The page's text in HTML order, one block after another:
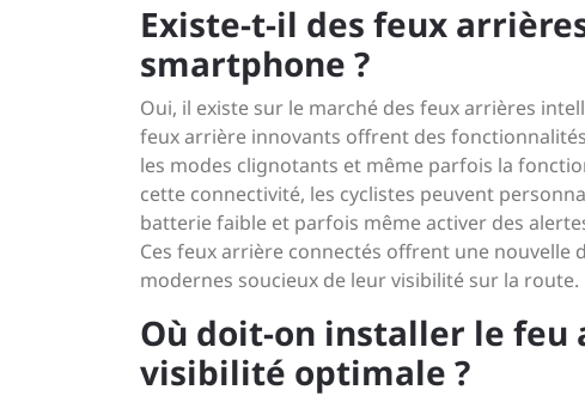
Existe-t-il des feux
smartphone ?
Oui, il existe sur le marché des feux arrières
feux arrière innovants offrent des
les modes clignotants et même parfois la
cette connectivité, les cyclistes peuvent
batterie faible et parfois même activer des
Ces feux arrière connectés offrent une
modernes soucieux de leur visibilité sur la route.
Où doit-on installer le feu
visibilité optimale ?